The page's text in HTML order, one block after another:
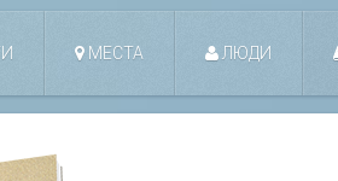
МЕСТА ЛЮДИ